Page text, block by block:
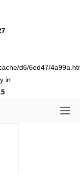
d6/6ed47/
in